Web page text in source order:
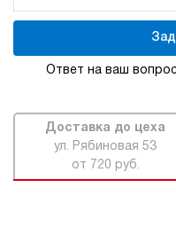
Ответ на ваш
Доставка до цеха
ул. Рябиновая 53
от 720 руб.